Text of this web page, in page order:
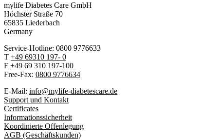
mylife Diabetes Care GmbH
Höchster Straße 70
65835 Liederbach
Germany
Service-Hotline: 0800 9776633
T +49 69310 197- 0
F +49 69 310 197-100
Free-Fax: 0800 9776634
E-Mail: info@mylife-diabetescare.de
Support und Kontakt
Certificates
Informationssicherheit
Koordinierte Offenlegung
AGB (Geschäftskunden)